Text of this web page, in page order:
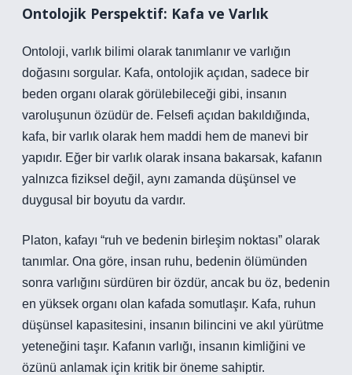
Ontolojik Perspektif: Kafa ve Varlık
Ontoloji, varlık bilimi olarak tanımlanır ve varlığın
doğasını sorgular. Kafa, ontolojik açıdan, sadece bir
beden organı olarak görülebileceği gibi, insanın
varoluşunun özüdür de. Felsefi açıdan bakıldığında,
kafa, bir varlık olarak hem maddi hem de manevi bir
yapıdır. Eğer bir varlık olarak insana bakarsak, kafanın
yalnızca fiziksel değil, aynı zamanda düşünsel ve
duygusal bir boyutu da vardır.
Platon, kafayı “ruh ve bedenin birleşim noktası” olarak
tanımlar. Ona göre, insan ruhu, bedenin ölümünden
sonra varlığını sürdüren bir özdür, ancak bu öz, bedenin
en yüksek organı olan kafada somutlaşır. Kafa, ruhun
düşünsel kapasitesini, insanın bilincini ve akıl yürütme
yeteneğini taşır. Kafanın varlığı, insanın kimliğini ve
özünü anlamak için kritik bir öneme sahiptir.